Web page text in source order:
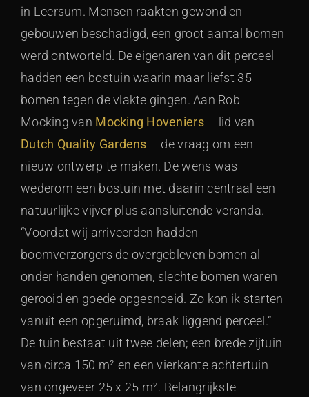
in Leersum. Mensen raakten gewond en
gebouwen beschadigd, een groot aantal bomen
werd ontworteld. De eigenaren van dit perceel
hadden een bostuin waarin maar liefst 35
bomen tegen de vlakte gingen. Aan Rob
Mocking van Mocking Hoveniers– lid van
Dutch Quality Gardens – de vraag om een
nieuw ontwerp te maken. De wens was
wederom een bostuin met daarin centraal een
natuurlijke vijver plus aansluitende veranda.
“Voordat wij arriveerden hadden
boomverzorgers de overgebleven bomen al
onder handen genomen, slechte bomen waren
gerooid en goede opgesnoeid. Zo kon ik starten
vanuit een opgeruimd, braak liggend perceel.”
De tuin bestaat uit twee delen; een brede zijtuin
van circa 150 m² en een vierkante achtertuin
van ongeveer 25 x 25 m². Belangrijkste